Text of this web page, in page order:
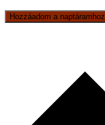
Hozzáadom a naptáramhoz